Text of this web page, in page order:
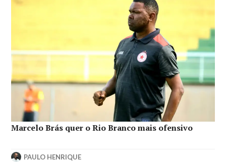
Marcelo Brás quer o Rio Branco mais ofensivo
PAULO HENRIQUE